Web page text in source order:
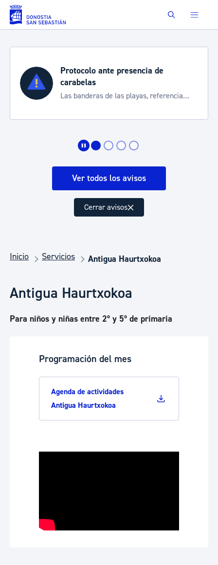
Saltar al contenido principal Buscar
Protocolo ante presencia de
carabelas
Las banderas de las playas, referencia
Ver todos los avisos
Cerrar avisos
Inicio Servicios Antigua Haurtxokoa
Antigua Haurtxokoa
Para niños y niñas entre 2º y 5º de primaria
Programación del mes
Agenda de actividades
Antigua Haurtxokoa